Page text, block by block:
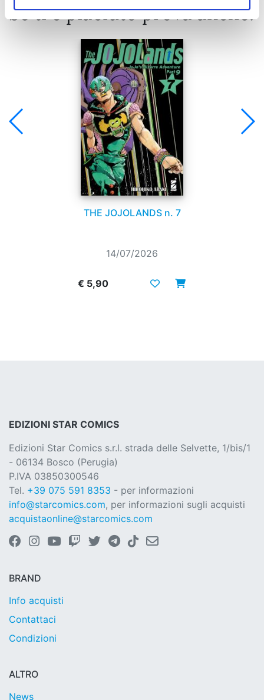
Se ti è piaciuto prova anche:
THE JOJOLANDS n. 7
14/07/2026
€ 5,90
EDIZIONI STAR COMICS
Edizioni Star Comics s.r.l. strada delle Selvette, 1/bis/1
- 06134 Bosco (Perugia)
P.IVA 03850300546
Tel. +39 075 591 8353 - per informazioni
info@starcomics.com, per informazioni sugli acquisti
acquistaonline@starcomics.com
BRAND
Info acquisti
Contattaci
Condizioni
ALTRO
News